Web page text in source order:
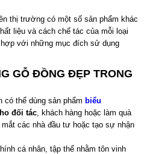
thị trường có một số sản phẩm khác
liệu và cách chế tác của mỗi loại
với những mục đích sử dụng
GỖ ĐỒNG ĐẸP TRONG
thể dùng sản phẩm biểu
đối tác , khách hàng hoặc làm quà
các nhà đầu tư hoặc tạo sự nhận
cá nhân, tập thể nhằm tôn vinh